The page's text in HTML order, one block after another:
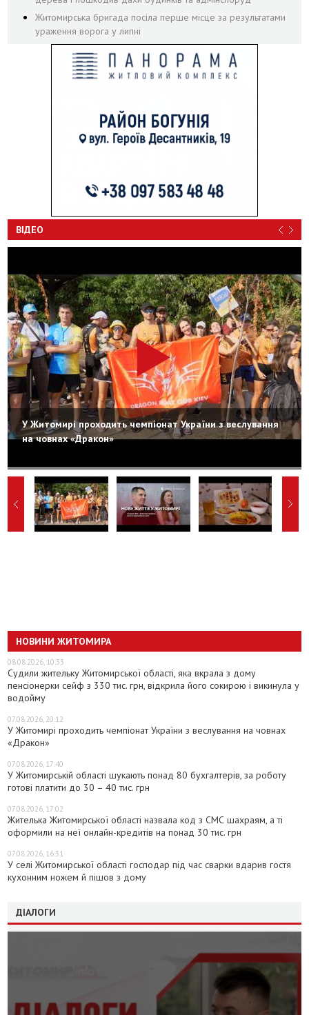
Житомирська бригада посіла перше місце за результатами
ураження ворога у липні
ВІДЕО
У Житомирі проходить чемпіонат України з веслування
на човнах «Дракон»
НОВИНИ ЖИТОМИРА
08.08.2026, 10:33
Судили жительку Житомирської області, яка вкрала з дому
пенсіонерки сейф з 330 тис. грн, відкрила його сокирою і викинула у
водойму
07.08.2026, 20:12
У Житомирі проходить чемпіонат України з веслування на човнах
«Дракон»
07.08.2026, 17:40
У Житомирській області шукають понад 80 бухгалтерів, за роботу
готові платити до 30 – 40 тис. грн
07.08.2026, 17:02
Жителька Житомирської області назвала код з СМС шахраям, а ті
оформили на неї онлайн-кредитів на понад 30 тис. грн
07.08.2026, 16:31
У селі Житомирської області господар під час сварки вдарив гостя
кухонним ножем й пішов з дому
ДІАЛОГИ